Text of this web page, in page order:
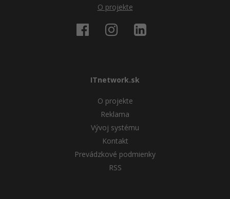
O projekte
ITnetwork.sk
O projekte
Reklama
Vývoj systému
Kontakt
Prevádzkové podmienky
RSS